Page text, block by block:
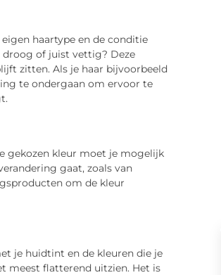
haartype en de conditie
droog of juist vettig? Deze
zitten. Als je haar bijvoorbeeld
te ondergaan om ervoor te
gekozen kleur moet je mogelijk
gaat, zoals van
om de kleur
je huidtint en de kleuren die je
meest flatterend uitzien. Het is